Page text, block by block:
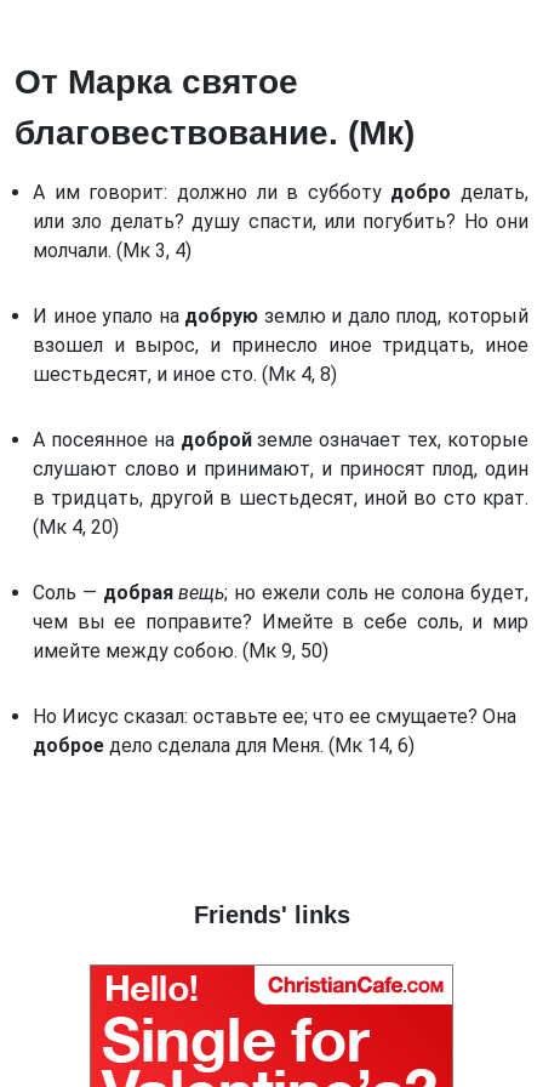
Книга Иова. (Иов)
Псалтирь. (Пс)
Книга Екклесиаста, или Проповедника. (Еккл)
Книга Премудрости Соломона. (Прем) *
(Сир) *
Книга Пророка Исаии. (Ис)
Послание Иеремии. (Посл Иер) *
Книга пророка Иезекииля. (Иез)
Книга пророка Осии. (Ос)
Книга пророка Михея. (Мих)
Книга пророка Софонии. (Соф)
Первая книга Маккавейская. (1 Мак) *
Вторая книга Маккавейская. (2 Мак) *
От Марка святое благовествование. (Мк)
От Иоанна святое благовествование. (Ин)
Деяния святых апостолов. (Деян)
Послание Иакова. (Иак)
Блаженный Диадох, епископ Фотики
Преподобный Отец наш Иоанн Карпафский
Святой Максим исповедник
Блаженный Авва Фалассий
Преподобный Феодор
Преподобный отец св. Авва Филимон
Преподобный Филофей Синайский
Илия пресвитер и Екдик
Святой преподобный Феодор Студит (часть 1)
Святой преподобный Феодор Студит (часть 3)
Святой Симеон, новый Богослов
Преподобный Никита Стифат
Иноков Каллиста и Игнатия Ксанфопулов
Господин Каллист Тиликуд
Блаженнейший Симеон, архиепископ Солунский
Преподобный Серафим, старец Саровский
От Марка святое
благовествование. (Мк)
А им говорит: должно ли в субботу добро делать,
или зло делать? душу спасти, или погубить? Но они
молчали. (Мк 3, 4)
И иное упало на добрую землю и дало плод, который
взошел и вырос, и принесло иное тридцать, иное
шестьдесят, и иное сто. (Мк 4, 8)
А посеянное на добройземле означает тех, которые
слушают слово и принимают, и приносят плод, один
в тридцать, другой в шестьдесят, иной во сто крат.
(Мк 4, 20)
Соль — добрая вещь; но ежели соль не солона будет,
чем вы ее поправите? Имейте в себе соль, и мир
имейте между собою. (Мк 9, 50)
Но Иисус сказал: оставьте ее; что ее смущаете? Она
доброе дело сделала для Меня. (Мк 14, 6)
Friends' links